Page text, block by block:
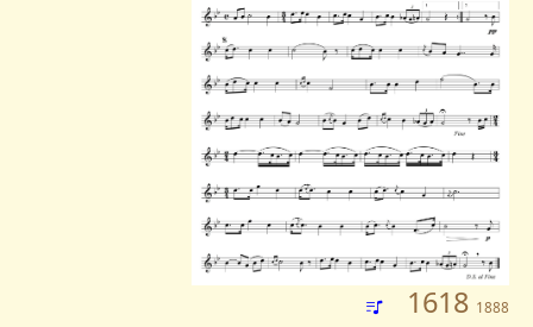
1618 1888